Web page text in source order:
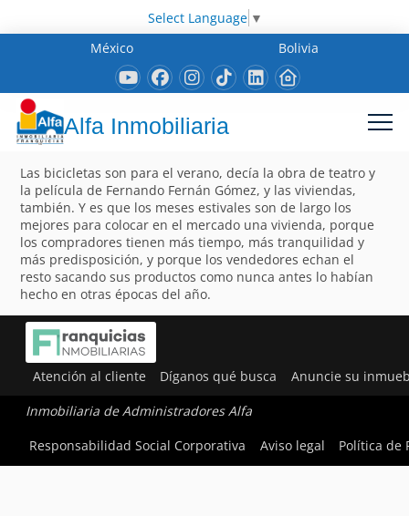
Select Language ▼
México
Bolivia
Alfa Inmobiliaria
Las bicicletas son para el verano, decía la obra de teatro y
la película de Fernando Fernán Gómez, y las viviendas,
también. Y es que los meses estivales son de largo los
mejores para colocar en el mercado una vivienda, porque
los compradores tienen más tiempo, más tranquilidad y
más predisposición, y porque los vendedores echan el
resto sacando sus productos como nunca antes lo habían
hecho en otras épocas del año.
Atención al cliente Díganos qué busca Anuncie su
Inmobiliaria de Administradores Alfa
Responsabilidad Social Corporativa
Aviso legal Política de